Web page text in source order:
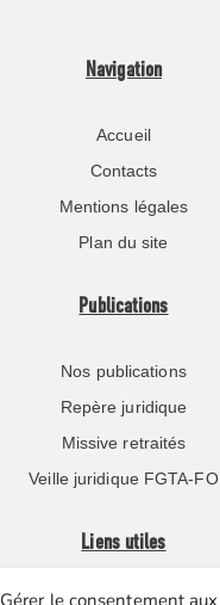
Gérer le consentement aux
Navigation
Accueil
Contacts
Mentions légales
Plan du site
Publications
Nos publications
Repère juridique
Missive retraités
Veille juridique FGTA-FO
Liens utiles